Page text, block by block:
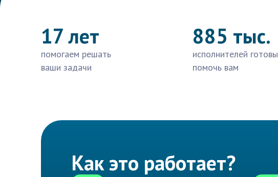
17 лет
помогаем решать
ваши задачи
885 тыс.
исполнителей готовы
помочь вам
Как это работает?